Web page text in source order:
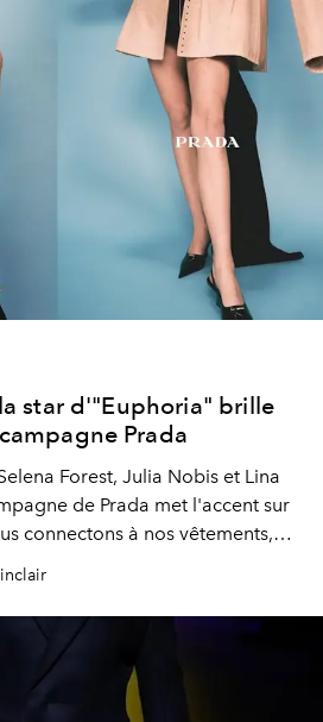
star d'"Euphoria" brille
Prada
Forest, Julia Nobis et Lina
de Prada met l'accent sur
connectons à nos vêtements,
dont nous les portons.